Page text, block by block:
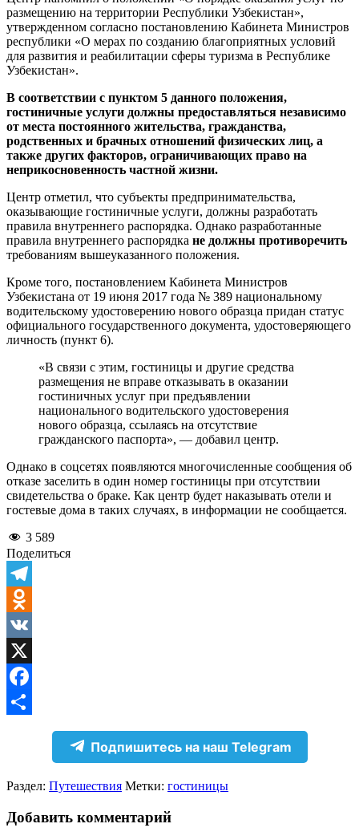
размещению на территории Республики Узбекистан»,
утвержденном согласно постановлению Кабинета Министров
республики «О мерах по созданию благоприятных условий
для развития и реабилитации сферы туризма в Республике
Узбекистан».
В соответствии с пунктом 5 данного положения,
гостиничные услуги должны предоставляться независимо
от места постоянного жительства, гражданства,
родственных и брачных отношений физических лиц, а
также других факторов, ограничивающих право на
неприкосновенность частной жизни.
Центр отметил, что субъекты предпринимательства,
оказывающие гостиничные услуги, должны разработать
правила внутреннего распорядка. Однако разработанные
правила внутреннего распорядка не должны противоречить
требованиям вышеуказанного положения.
Кроме того, постановлением Кабинета Министров
Узбекистана от 19 июня 2017 года № 389 национальному
водительскому удостоверению нового образца придан статус
официального государственного документа, удостоверяющего
личность (пункт 6).
«В связи с этим, гостиницы и другие средства
размещения не вправе отказывать в оказании
гостиничных услуг при предъявлении
национального водительского удостоверения
нового образца, ссылаясь на отсутствие
гражданского паспорта», — добавил центр.
Однако в соцсетях появляются многочисленные сообщения об
отказе заселить в один номер гостиницы при отсутствии
свидетельства о браке. Как центр будет наказывать отели и
гостевые дома в таких случаях, в информации не сообщается.
3 589
Поделиться
Telegram
Odnoklassniki
VK
X
Facebook
Подпишитесь на наш Telegram
Раздел: Путешествия Метки: гостиницы
Добавить комментарий